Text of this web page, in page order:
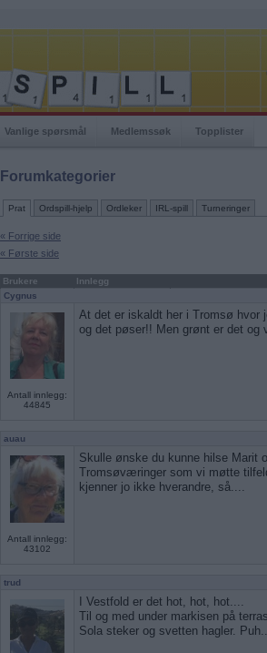
Vanlige spørsmål Medlemssøk Topplister
Forumkategorier
Prat Ordspill-hjelp Ordleker IRL-spill Turneringer
« Forrige side
« Første side
Brukere
Innlegg
Cygnus
Antall innlegg:
44845
At det er iskaldt her i Tromsø hvor
og det pøser!! Men grønt er det og
auau
Antall innlegg:
43102
Skulle ønske du kunne hilse Marit
Tromsøværinger som vi møtte
kjenner jo ikke hverandre, så....
trud
I Vestfold er det hot, hot, hot....
Til og med under markisen på
Sola steker og svetten hagler.